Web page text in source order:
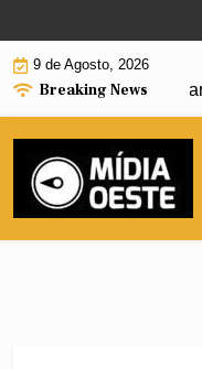
to
content9 de Agosto, 2026
Breaking News
a oferecer